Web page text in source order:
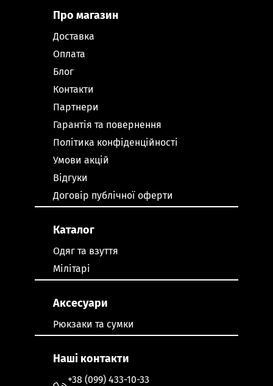
Про магазин
Доставка
Оплата
Блог
Контакти
Партнери
Гарантія та повернення
Політика конфіденційності
Умови акцій
Відгуки
Договір публічної оферти
Каталог
Одяг та взуття
Мілітарі
Аксесуари
Рюкзаки та сумки
Наші контакти
+38 (099) 433-10-33